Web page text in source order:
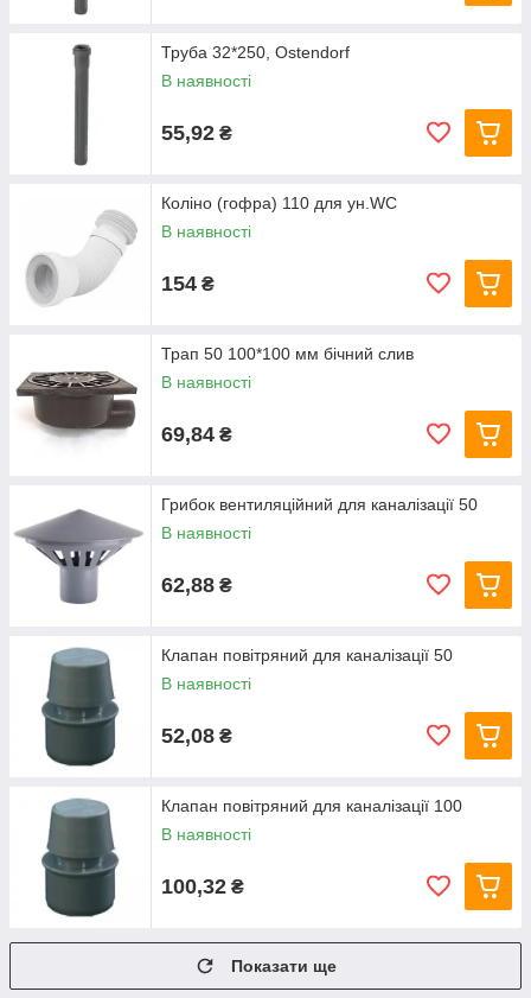
Труба 32*250, Ostendorf
В наявності
55,92 ₴
Коліно (гофра) 110 для ун.WC
В наявності
154 ₴
Трап 50 100*100 мм бічний слив
В наявності
69,84 ₴
Грибок вентиляційний для каналізації 50
В наявності
62,88 ₴
Клапан повітряний для каналізації 50
В наявності
52,08 ₴
Клапан повітряний для каналізації 100
В наявності
100,32 ₴
Показати ще